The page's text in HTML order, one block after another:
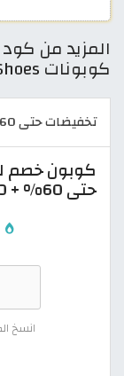
كوبونات Level Shoes السعودية
تخفيضات حتى 60% + قسيمة إضافية 10%
كوبون خصم
حتى 60% + 10% إضافية
انسخ